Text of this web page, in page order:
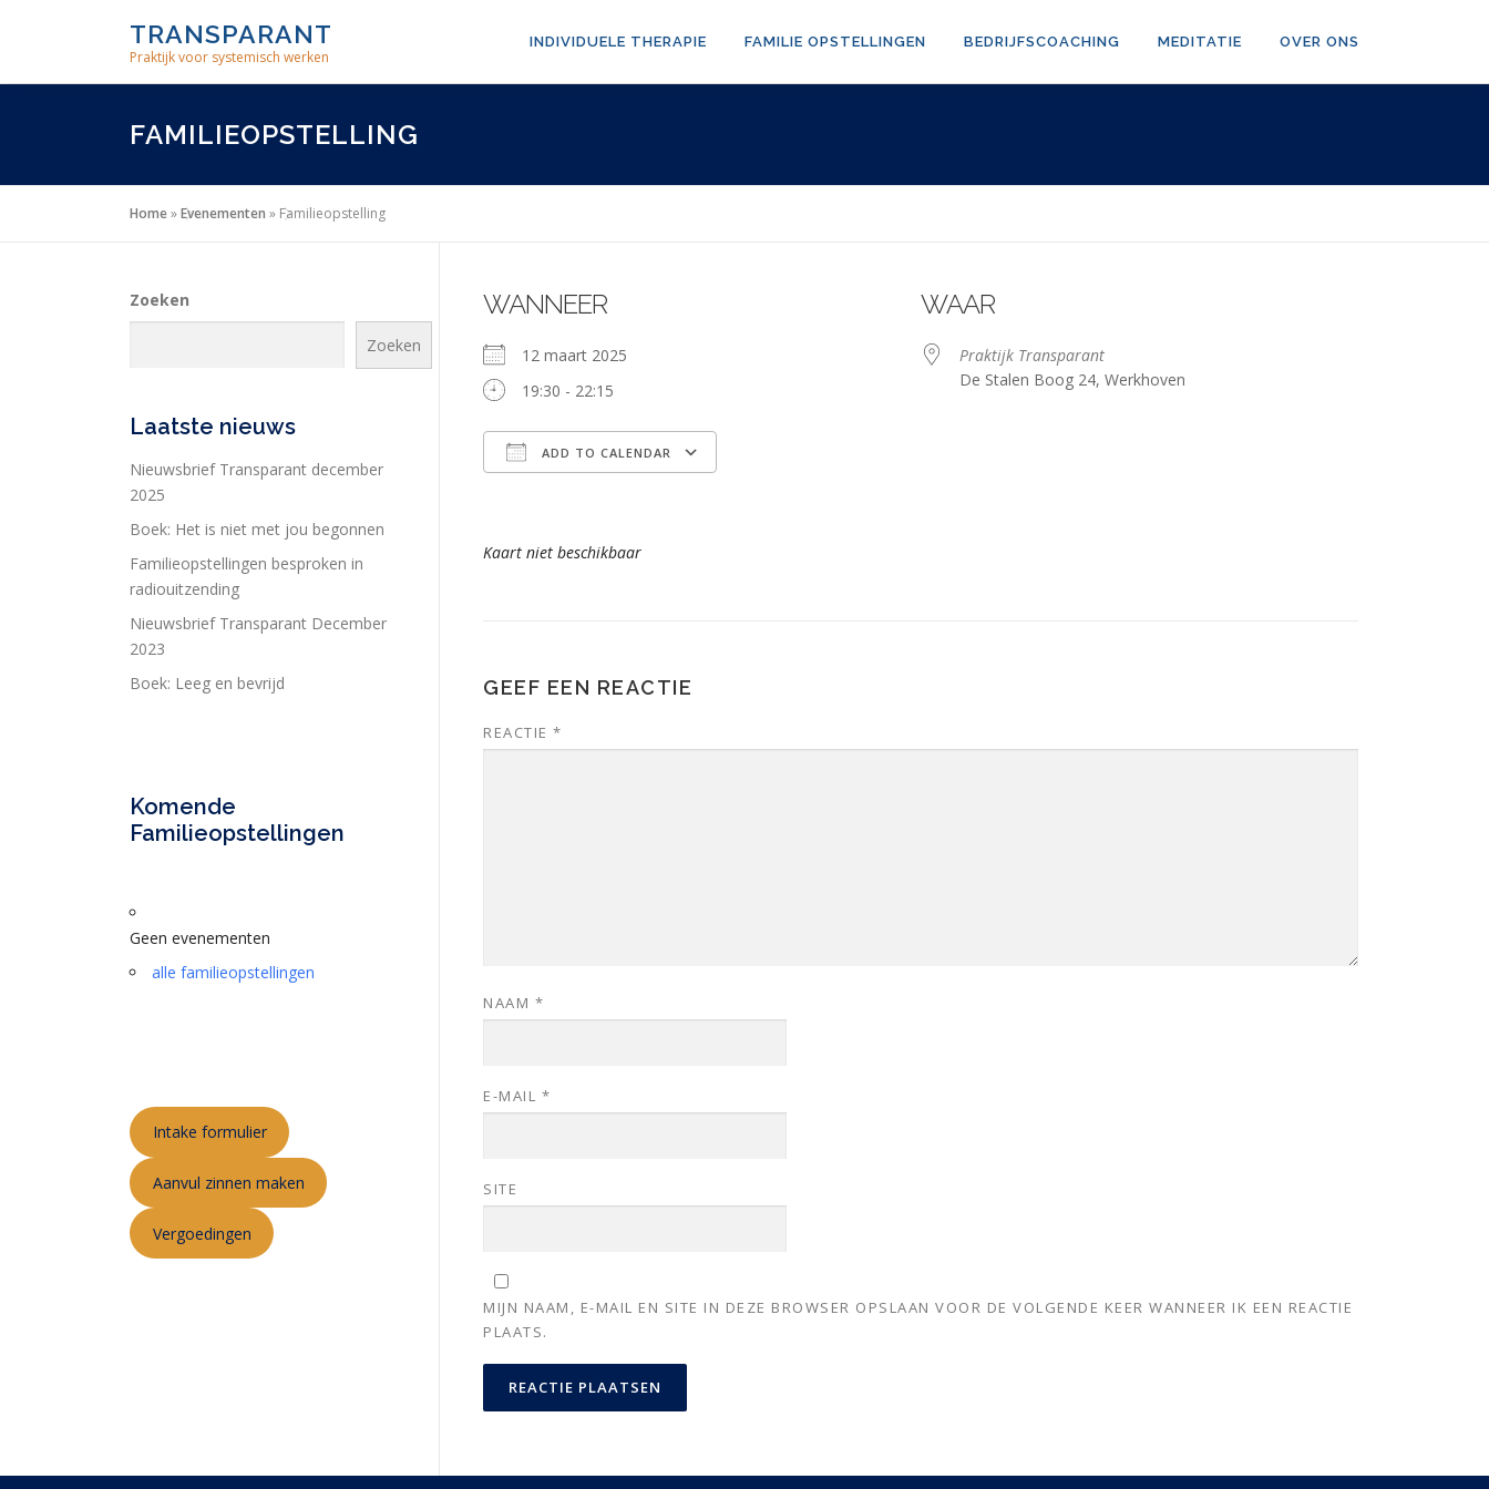
TRANSPARANT
Praktijk voor systemisch werken
INDIVIDUELE THERAPIE FAMILIE OPSTELLINGEN BEDRIJFSCOACHING MEDITATIE OVER ONS
FAMILIEOPSTELLING
Home»Evenementen » Familieopstelling
WANNEER
12 maart 2025
19:30 - 22:15
ADD TO CALENDAR
WAAR
Praktijk Transparant
De Stalen Boog 24, Werkhoven
Kaart niet beschikbaar
GEEF EEN REACTIE
REACTIE *
NAAM *
E-MAIL *
SITE
MIJN NAAM, E-MAIL EN SITE IN DEZE BROWSER OPSLAAN VOOR DE VOLGENDE KEER WANNEER IK EEN REACTIE
PLAATS.
Zoeken
Zoeken
Laatste nieuws
Nieuwsbrief Transparant december
2025
Boek: Het is niet met jou begonnen
Familieopstellingen besproken in
radiouitzending
Nieuwsbrief Transparant December
2023
Boek: Leeg en bevrijd
Komende
Familieopstellingen
Geen evenementen
alle familieopstellingen
Intake formulier
Aanvul zinnen maken
Vergoedingen